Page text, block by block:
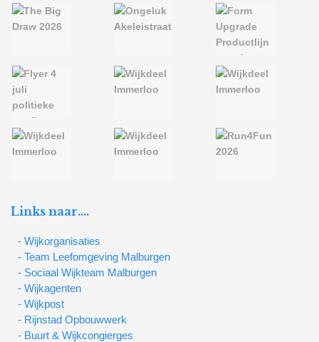
Links naar….
- Wijkorganisaties
- Team Leefomgeving Malburgen
- Sociaal Wijkteam Malburgen
- Wijkagenten
- Wijkpost
- Rijnstad Opbouwwerk
- Buurt & Wijkcongierges